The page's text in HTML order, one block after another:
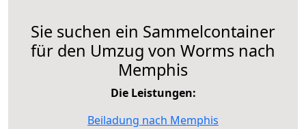
Sie suchen ein Sammelcontainer
für den Umzug von Worms nach
Memphis
Die Leistungen:
Beiladung nach Memphis